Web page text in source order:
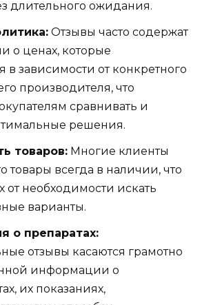
длительного ожидания.
Отзывы часто содержат
о ценах, которые
в зависимости от конкретного
производителя, что
сравнивать и
решения.
товаров: Многие клиенты
товары всегда в наличии, что
от необходимости искать
варианты.
о препаратах:
отзывы касаются грамотно
информации о
их показаниях,